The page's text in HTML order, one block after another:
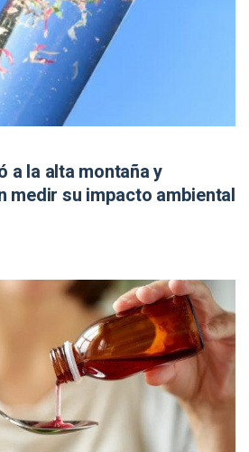
a la alta montaña y
medir su impacto ambiental